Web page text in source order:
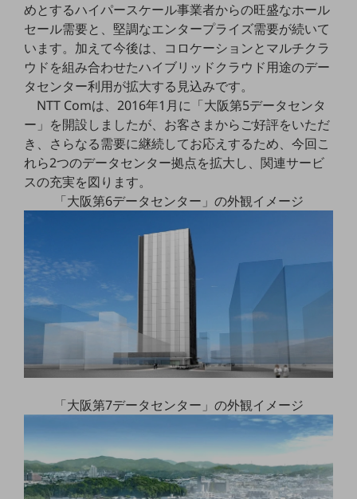
データ利活用
運用管理
業務支援・マーケティング
災害対策・BCP
課題・ニーズで探す
課題・ニーズで探すTOP
コミュニケーション・情報共有
業務効率化
災害対策
職場環境整備
地域共創・地方創生
遠隔監視
顧客体験（CX）改善
自動化・省電化
めとするハイパースケール事業者からの旺盛なホール
セール需要と、堅調なエンタープライズ需要が続いて
います。加えて今後は、コロケーションとマルチクラ
ウドを組み合わせたハイブリッドクラウド用途のデー
タセンター利用が拡大する見込みです。
NTT Comは、2016年1月に「大阪第5データセンタ
ー」を開設しましたが、お客さまからご好評をいただ
き、さらなる需要に継続してお応えするため、今回こ
れら2つのデータセンター拠点を拡大し、関連サービ
スの充実を図ります。
「大阪第6データセンター」の外観イメージ
「大阪第7データセンター」の外観イメージ